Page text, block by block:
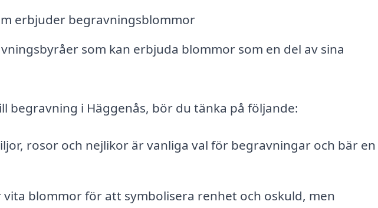
erbjuder begravningsblommor
som kan erbjuda blommor som en del av sina
begravning i Häggenås, bör du tänka på följande:
rosor och nejlikor är vanliga val för begravningar och bär en
vita blommor för att symbolisera renhet och oskuld, men